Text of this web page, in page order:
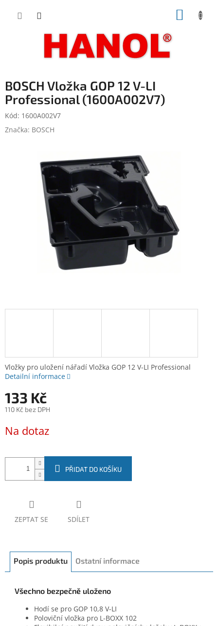
BOSCH Vložka GOP 12 V-LI
Professional (1600A002V7)
Kód: 1600A002V7
Značka: BOSCH
Vložky pro uložení nářadí Vložka GOP 12 V-LI Professional
Detailní informace
133 Kč
110 Kč bez DPH
cena:
Na dotaz
PŘIDAT DO KOŠÍKU
ZEPTAT SE SDÍLET
Popis produktu Ostatní informace
Všechno bezpečně uloženo
Hodí se pro GOP 10,8 V-LI
Poloviční vložka pro L-BOXX 102